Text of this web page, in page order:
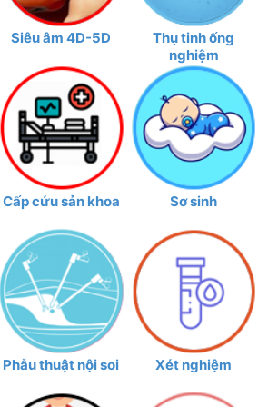
Hình ảnh trên Phiếu nghi thức mổ
Đại biểu Lãnh đạo LĐLĐ thành
phố, Công đoàn ngành, Bệnh
việnđến dự và chỉ đạo Hội thi
Về phía bệnh viện có
Siêu âm 4D-5D
Thụ tinh ống
nghiệm
Cấp cứu sản khoa Sơ sinh
Phẫu thuật nội soi Xét nghiệm